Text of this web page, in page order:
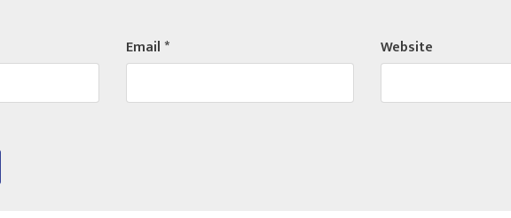
Email* Website